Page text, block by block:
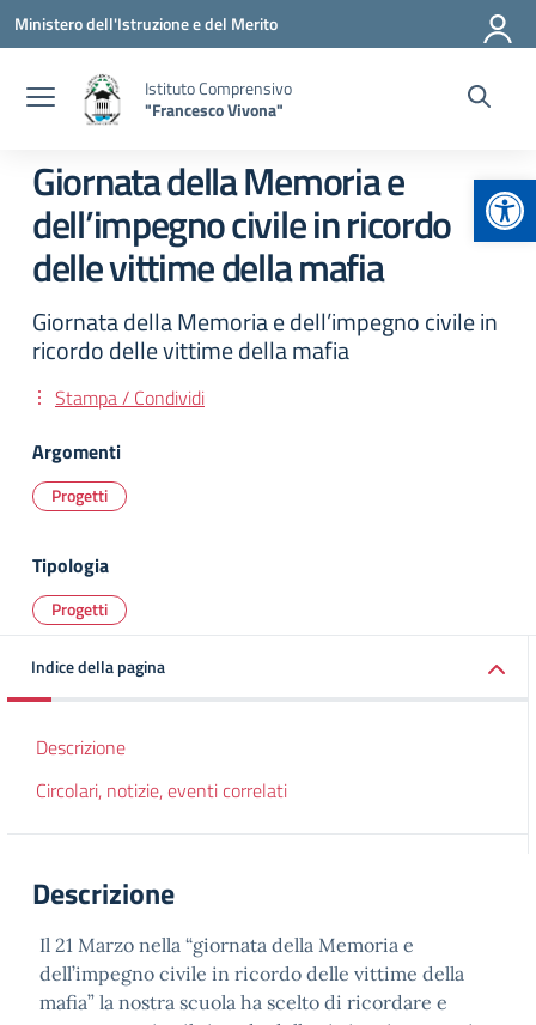
Vai ai contenuti
Vai al menu di navigazione
Vai al footer
Ministero dell'Istruzione e del Merito
Istituto Comprensivo
"Francesco Vivona"
Giornata della Memoria e
dell’impegno civile in ricordo
delle vittime della mafia
Giornata della Memoria e dell’impegno civile in
ricordo delle vittime della mafia
Stampa / Condividi
Argomenti
Progetti
Tipologia
Progetti
Indice della pagina
Descrizione
Circolari, notizie, eventi correlati
Descrizione
Il 21 Marzo nella “giornata della Memoria e
dell’impegno civile in ricordo delle vittime della
mafia” la nostra scuola ha scelto di ricordare e